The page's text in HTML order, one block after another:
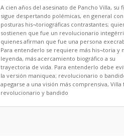
A cien años del asesinato de Pancho Villa, su
sigue despertando polémicas, en general
posturas his¬toriográficas contrastantes;
sostienen que fue un revolucionario
quienes afirman que fue una persona
Para entenderlo se requiere más his¬toria y
leyenda, más acercamiento biográfico a su
trayectoria de vida. Para entenderlo debe
la versión maniquea; revolucionario o
apegarse a una visión más comprensiva, Villa
revolucionario y bandido